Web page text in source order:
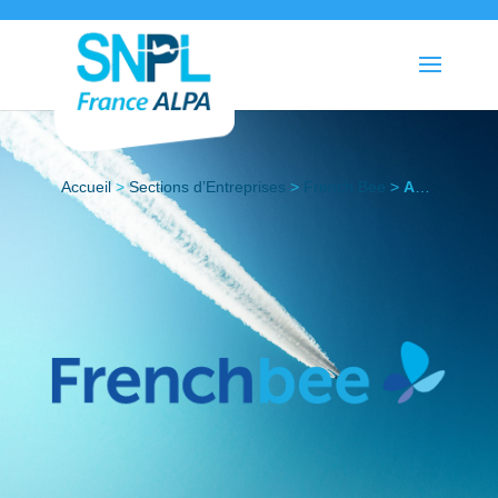
Accueil>Sections d’Entreprises > French Bee > Actualités